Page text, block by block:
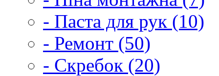
- Паста для рук (10)
- Ремонт (50)
- Скребок (20)